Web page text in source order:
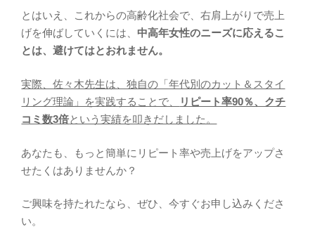
とはいえ、これからの高齢化社会で、右肩上がりで売上
げを伸ばしていくには、中高年女性のニーズに応えるこ
とは、避けてはとおれません。
実際、佐々木先生は、独自の「年代別のカット＆スタイ
リング理論」を実践することで、
リピート率90％、クチ
コミ数3倍という実績を叩きだしました。
あなたも、もっと簡単にリピート率や売上げをアップさ
せたくはありませんか？
ご興味を持たれたなら、ぜひ、今すぐお申し込みくださ
い。